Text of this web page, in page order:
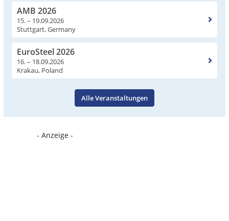
AMB 2026
15. – 19.09.2026
Stuttgart, Germany
EuroSteel 2026
16. – 18.09.2026
Krakau, Poland
Alle Veranstaltungen
- Anzeige -